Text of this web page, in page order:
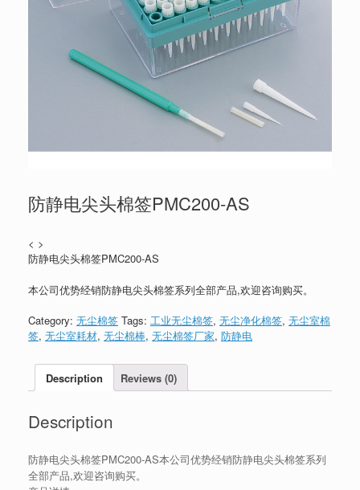
防静电尖头棉签PMC200-AS
< >
防静电尖头棉签PMC200-AS
本公司优势经销防静电尖头棉签系列全部产品,欢迎咨询购买。
Category: 无尘棉签 Tags: 工业无尘棉签, 无尘净化棉签, 无尘室棉
签, 无尘室耗材, 无尘棉棒, 无尘棉签厂家, 防静电
Description Reviews (0)
Description
防静电尖头棉签PMC200-AS本公司优势经销防静电尖头棉签系列
全部产品,欢迎咨询购买。